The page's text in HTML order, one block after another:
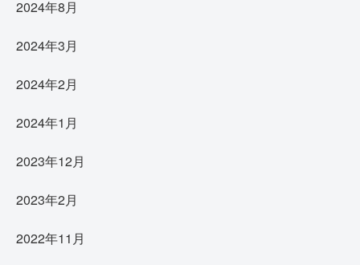
2024年8月
2024年3月
2024年2月
2024年1月
2023年12月
2023年2月
2022年11月